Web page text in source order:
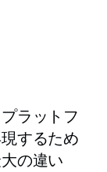
ラットフ
するため
の違い